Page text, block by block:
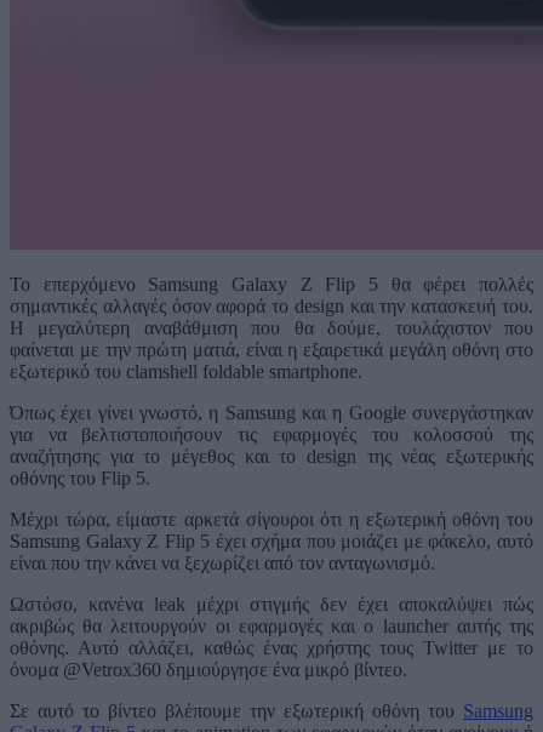
Το επερχόμενο Samsung Galaxy Z Flip 5 θα φέρει πολλές
σημαντικές αλλαγές όσον αφορά το design και την κατασκευή του.
Η μεγαλύτερη αναβάθμιση που θα δούμε, τουλάχιστον που
φαίνεται με την πρώτη ματιά, είναι η εξαιρετικά μεγάλη οθόνη στο
εξωτερικό του clamshell foldable smartphone.
Όπως έχει γίνει γνωστό, η Samsung και η Google συνεργάστηκαν
για να βελτιστοποιήσουν τις εφαρμογές του κολοσσού της
αναζήτησης για το μέγεθος και το design της νέας εξωτερικής
οθόνης του Flip 5.
Μέχρι τώρα, είμαστε αρκετά σίγουροι ότι η εξωτερική οθόνη του
Samsung Galaxy Z Flip 5 έχει σχήμα που μοιάζει με φάκελο, αυτό
είναι που την κάνει να ξεχωρίζει από τον ανταγωνισμό.
Ωστόσο, κανένα leak μέχρι στιγμής δεν έχει αποκαλύψει πώς
ακριβώς θα λειτουργούν οι εφαρμογές και ο launcher αυτής της
οθόνης. Αυτό αλλάζει, καθώς ένας χρήστης τους Twitter με το
όνομα @Vetrox360 δημιούργησε ένα μικρό βίντεο.
Σε αυτό το βίντεο βλέπουμε την εξωτερική οθόνη του Samsung